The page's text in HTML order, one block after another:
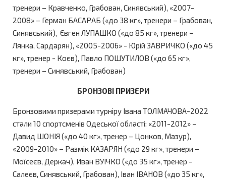
тренери – Кравченко, Грабован, Синявський), «2007-
2008» – Герман БАСАРАБ («до 38 кг», тренери – Грабован,
Синявський), Євген ЛУПАШКО («до 85 кг», тренери –
Лянка, Сардарян), «2005-2006» - Юрій ЗАВРИЧКО («до 45
кг», тренер - Коєв), Павло ПОШУТИЛОВ («до 65 кг»,
тренери – Синявський, Грабован)
БРОНЗОВІ ПРИЗЕРИ
Бронзовими призерами турніру Івана ТОЛМАЧОВА-2022
стали 10 спортсменів Одеської області: «2011-2012» –
Давид ШОНІЯ («до 40 кг», тренер – Цонков, Мазур),
«2009-2010» – Размік КАЗАРЯН («до 29 кг», тренери –
Моїсеєв, Деркач), Иван ВУІЧКО («до 35 кг», тренер -
Салеєв, Синявський, Грабован), Іван ІВАНОВ («до 35 кг»,